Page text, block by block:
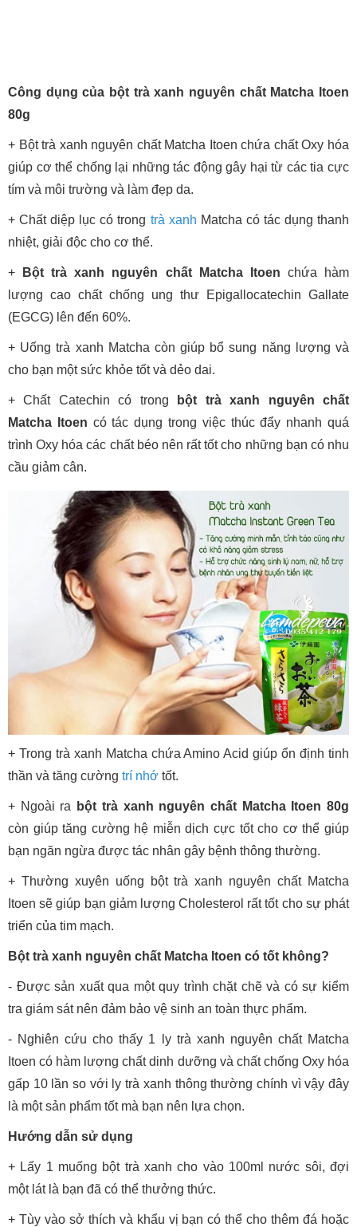
Công dụng của bột trà xanh nguyên chất Matcha Itoen
80g
+ Bột trà xanh nguyên chất Matcha Itoen chứa chất Oxy hóa
giúp cơ thể chống lại những tác động gây hại từ các tia cực
tím và môi trường và làm đẹp da.
+ Chất diệp lục có trong trà xanh Matcha có tác dụng thanh
nhiệt, giải độc cho cơ thể.
+ Bột trà xanh nguyên chất Matcha Itoen chứa hàm
lượng cao chất chống ung thư Epigallocatechin Gallate
(EGCG) lên đến 60%.
+ Uống trà xanh Matcha còn giúp bổ sung năng lượng và
cho bạn một sức khỏe tốt và dẻo dai.
+ Chất Catechin có trong
bột trà xanh nguyên chất
Matcha Itoen có tác dụng trong việc thúc đẩy nhanh quá
trình Oxy hóa các chất béo nên rất tốt cho những bạn có nhu
cầu giảm cân.
+ Trong trà xanh Matcha chứa Amino Acid giúp ổn định tinh
thần và tăng cường trí nhớ tốt.
+ Ngoài ra
bột trà xanh nguyên chất Matcha Itoen 80g
còn giúp tăng cường hệ miễn dịch cực tốt cho cơ thể giúp
bạn ngăn ngừa được tác nhân gây bệnh thông thường.
+ Thường xuyên uống bột trà xanh nguyên chất Matcha
Itoen sẽ giúp bạn giảm lượng Cholesterol rất tốt cho sự phát
triển của tim mạch.
Bột trà xanh nguyên chất Matcha Itoen có tốt không?
- Được sản xuất qua một quy trình chặt chẽ và có sự kiểm
tra giám sát nên đảm bảo vệ sinh an toàn thực phẩm.
- Nghiên cứu cho thấy 1 ly trà xanh nguyên chất Matcha
Itoen có hàm lượng chất dinh dưỡng và chất chống Oxy hóa
gấp 10 lần so với ly trà xanh thông thường chính vì vậy đây
là một sản phẩm tốt mà bạn nên lựa chọn.
Hướng dẫn sử dụng
+ Lấy 1 muống bột trà xanh cho vào 100ml nước sôi, đợi
một lát là bạn đã có thể thưởng thức.
+ Tùy vào sở thích và khẩu vị bạn có thể cho thêm đá hoặc